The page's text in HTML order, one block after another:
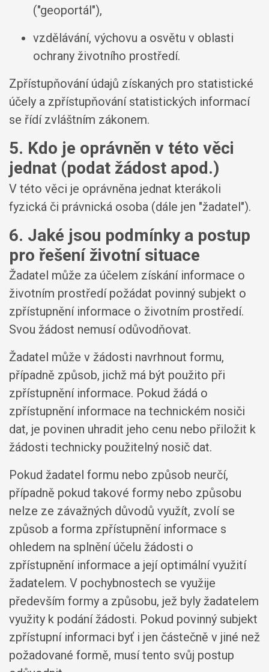
("geoportál"),
vzdělávání, výchovu a osvětu v oblasti
ochrany životního prostředí.
Zpřístupňování údajů získaných pro statistické
účely a zpřístupňování statistických informací
se řídí zvláštním zákonem.
5. Kdo je oprávněn v této věci
jednat (podat žádost apod.)
V této věci je oprávněna jednat kterákoli
fyzická či právnická osoba (dále jen "žadatel").
6. Jaké jsou podmínky a postup
pro řešení životní situace
Žadatel může za účelem získání informace o
životním prostředí požádat povinný subjekt o
zpřístupnění informace o životním prostředí.
Svou žádost nemusí odůvodňovat.
Žadatel může v žádosti navrhnout formu,
případně způsob, jichž má být použito při
zpřístupnění informace. Pokud žádá o
zpřístupnění informace na technickém nosiči
dat, je povinen uhradit jeho cenu nebo přiložit k
žádosti technicky použitelný nosič dat.
Pokud žadatel formu nebo způsob neurčí,
případně pokud takové formy nebo způsobu
nelze ze závažných důvodů využít, zvolí se
způsob a forma zpřístupnění informace s
ohledem na splnění účelu žádosti o
zpřístupnění informace a její optimální využití
žadatelem. V pochybnostech se využije
především formy a způsobu, jež byly žadatelem
využity k podání žádosti. Pokud povinný subjekt
zpřístupní informaci byť i jen částečně v jiné než
požadované formě, musí tento svůj postup